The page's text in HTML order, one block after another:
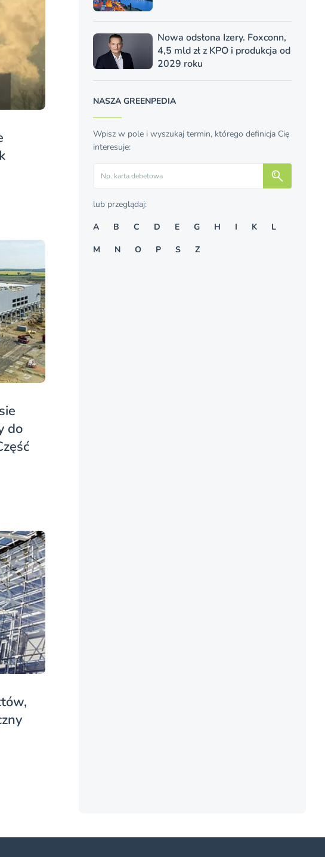
do
Nowa odsłona Izery. Foxconn,
4,5 mld zł z KPO i produkcja od
2029 roku
NASZA GREENPEDIA
Wpisz w pole i wyszukaj termin, którego definicja Cię
interesuje:
lub przeglądaj:
A
B C D E G H I K
L
M
N O P S Z